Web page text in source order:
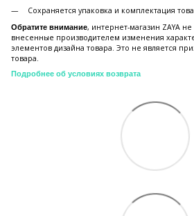
Сохраняется упаковка и комплектация
Обратите внимание, интернет-магазин ZAYA
внесенные производителем изменения
элементов дизайна товара. Это не является
товара.
Подробнее об условиях возврата